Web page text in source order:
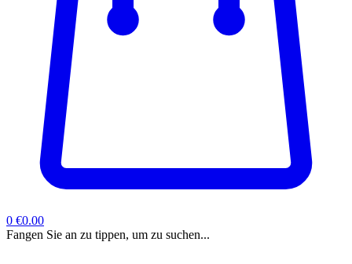
0 €0.00
Fangen Sie an zu tippen, um zu suchen...